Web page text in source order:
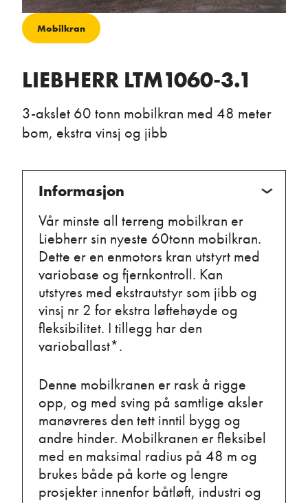
Mobilkran
LIEBHERR LTM1060-3.1
3-akslet 60 tonn mobilkran med 48 meter
bom, ekstra vinsj og jibb
Informasjon
Vår minste all terreng mobilkran er
Liebherr sin nyeste 60tonn mobilkran.
Dette er en enmotors kran utstyrt med
variobase og fjernkontroll. Kan
utstyres med ekstrautstyr som jibb og
vinsj nr 2 for ekstra løftehøyde og
fleksibilitet. I tillegg har den
varioballast*.
Denne mobilkranen er rask å rigge
opp, og med sving på samtlige aksler
manøvreres den tett inntil bygg og
andre hinder. Mobilkranen er fleksibel
med en maksimal radius på 48 m og
brukes både på korte og lengre
prosjekter innenfor båtløft, industri og